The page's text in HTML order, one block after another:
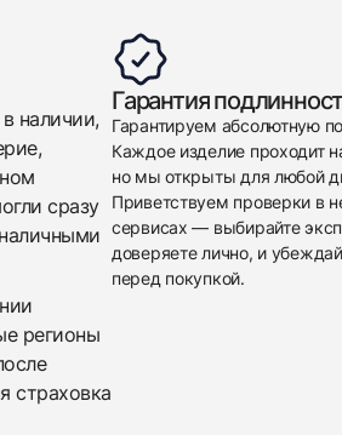
наличии,
сразу
регионы
страховка
Гарантия
Гарантируем абсолютную
Каждое изделие проходит
но мы открыты для любой
Приветствуем проверки в
сервисах — выбирайте
доверяете лично, и
перед покупкой.
фото ваших часов…